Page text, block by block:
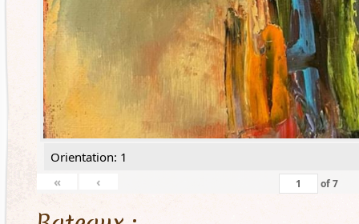
Orientation: 1
«
‹ of7